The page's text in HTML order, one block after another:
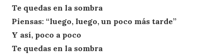
Te quedas en la sombra
Piensas: “luego, luego, un poco más tarde”
Y así, poco a poco
Te quedas en la sombra